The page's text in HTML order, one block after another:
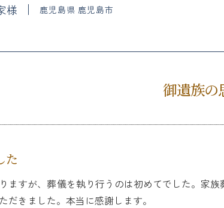
様 鹿児島県 鹿児島市
御遺族の
た
ますが、葬儀を執り行うのは初めてでした。家
だきました。本当に感謝します。